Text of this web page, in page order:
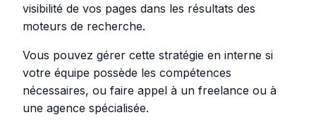
visibilité de vos pages dans les résultats des
moteurs de recherche.
Vous pouvez gérer cette stratégie en interne si
votre équipe possède les compétences
nécessaires, ou faire appel à un freelance ou à
une agence spécialisée.